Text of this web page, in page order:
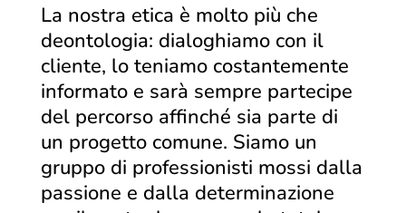
La nostra etica è molto più che
deontologia: dialoghiamo con il
cliente, lo teniamo costantemente
informato e sarà sempre partecipe
del percorso affinché sia parte di
un progetto comune. Siamo un
gruppo di professionisti mossi dalla
passione e dalla determinazione